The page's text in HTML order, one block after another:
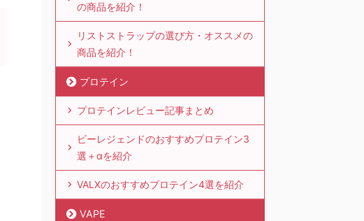
の商品を紹介！
リストストラップの選び方・オススメの
商品を紹介！
プロテイン
プロテインレビュー記事まとめ
ビーレジェンドのおすすめプロテイン3
選＋αを紹介
VALXのおすすめプロテイン4選を紹介
VAPE